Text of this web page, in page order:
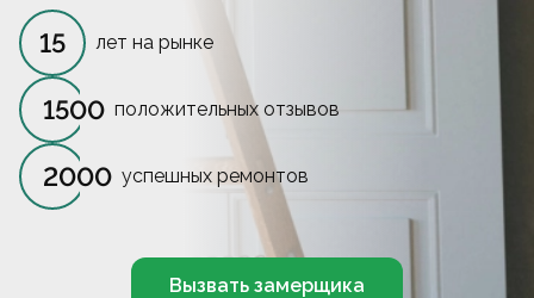
15 лет на рынке
1500 положительных отзывов
2000 успешных ремонтов
Вызвать замерщика